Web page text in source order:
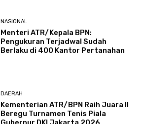
NASIONAL
Menteri ATR/Kepala BPN:
Pengukuran Terjadwal Sudah
Berlaku di 400 Kantor Pertanahan
DAERAH
Kementerian ATR/BPN Raih Juara II
Beregu Turnamen Tenis Piala